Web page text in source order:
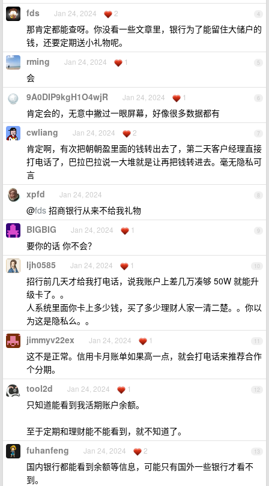
4
fds Jan 24, 2024 2
那肯定都能查呀。你没看一些文章里，银行为了能留住大储户的
钱，还要定期送小礼物呢。
5
rming Jan 24, 2024 1
会
6
9A0DIP9kgH1O4wjR Jan 24, 2024 1
肯定会的，无意中撇过一眼屏幕，好像很多数据都有
7
cwliang Jan 24, 2024 2
肯定啊，有次把朝朝盈里面的钱转出去了，第二天客户经理直接
打电话了，巴拉巴拉说一大堆就是让再把钱转进去。毫无隐私可
言
8
xpfd Jan 24, 2024
@fds 招商银行从来不给我礼物
9
BIGBIG Jan 24, 2024 1
要你的话 你不会？
10
ljh0585 Jan 24, 2024 1
招行前几天才给我打电话，说我账户上差几万凑够 50W 就能升
级卡了。。
人系统里面你卡上多少钱，买了多少理财人家一清二楚。。你以
为这是隐私么。。
11
jimmyv22ex Jan 24, 2024 1
这不是正常。信用卡月账单如果高一点，就会打电话来推荐合作
个分期。
12
tool2d Jan 24, 2024 1
只知道能看到我活期账户余额。
至于定期和理财能不能看到，就不知道了。
13
fuhanfeng Jan 24, 2024 2
国内银行都能看到余额等信息，可能只有国外一些银行才看不
到。